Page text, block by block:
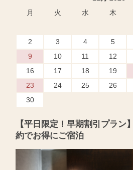
月
火 水 木
2
3 4 5
9
10 11 12
16
17 18 19
23
24 25 26
30
【平日限定！早期割引プラン
約でお得にご宿泊